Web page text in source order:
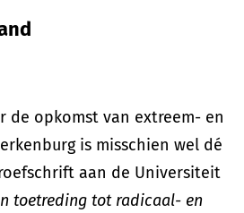
de opkomst van extreem- en
is misschien wel dé
aan de Universiteit
toetreding tot radicaal- en